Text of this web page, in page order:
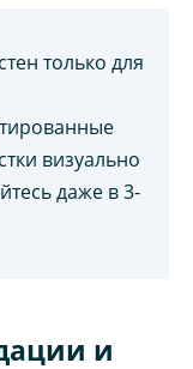
только для
визуально
даже в 3-
и